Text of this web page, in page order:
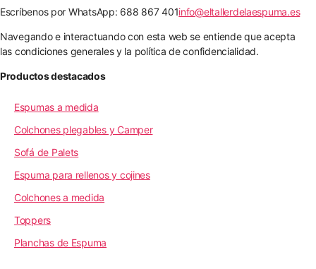
Escríbenos por WhatsApp: 688 867 401info@eltallerdelaespuma.es
Navegando e interactuando con esta web se entiende que acepta
las condiciones generales y la política de confidencialidad.
Productos destacados
Espumas a medida
Colchones plegables y Camper
Sofá de Palets
Espuma para rellenos y cojines
Colchones a medida
Toppers
Planchas de Espuma